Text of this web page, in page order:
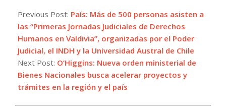
06-
09
Previous Post: País: Más de 500 personas asisten a
las “Primeras Jornadas Judiciales de Derechos
Humanos en Valdivia”, organizadas por el Poder
Judicial, el INDH y la Universidad Austral de Chile
Next Post: O’Higgins: Nueva orden ministerial de
Bienes Nacionales busca acelerar proyectos y
trámites en la región y el país